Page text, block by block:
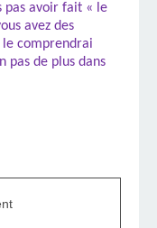
pas avoir fait « le
avez des
le comprendrai
pas de plus dans